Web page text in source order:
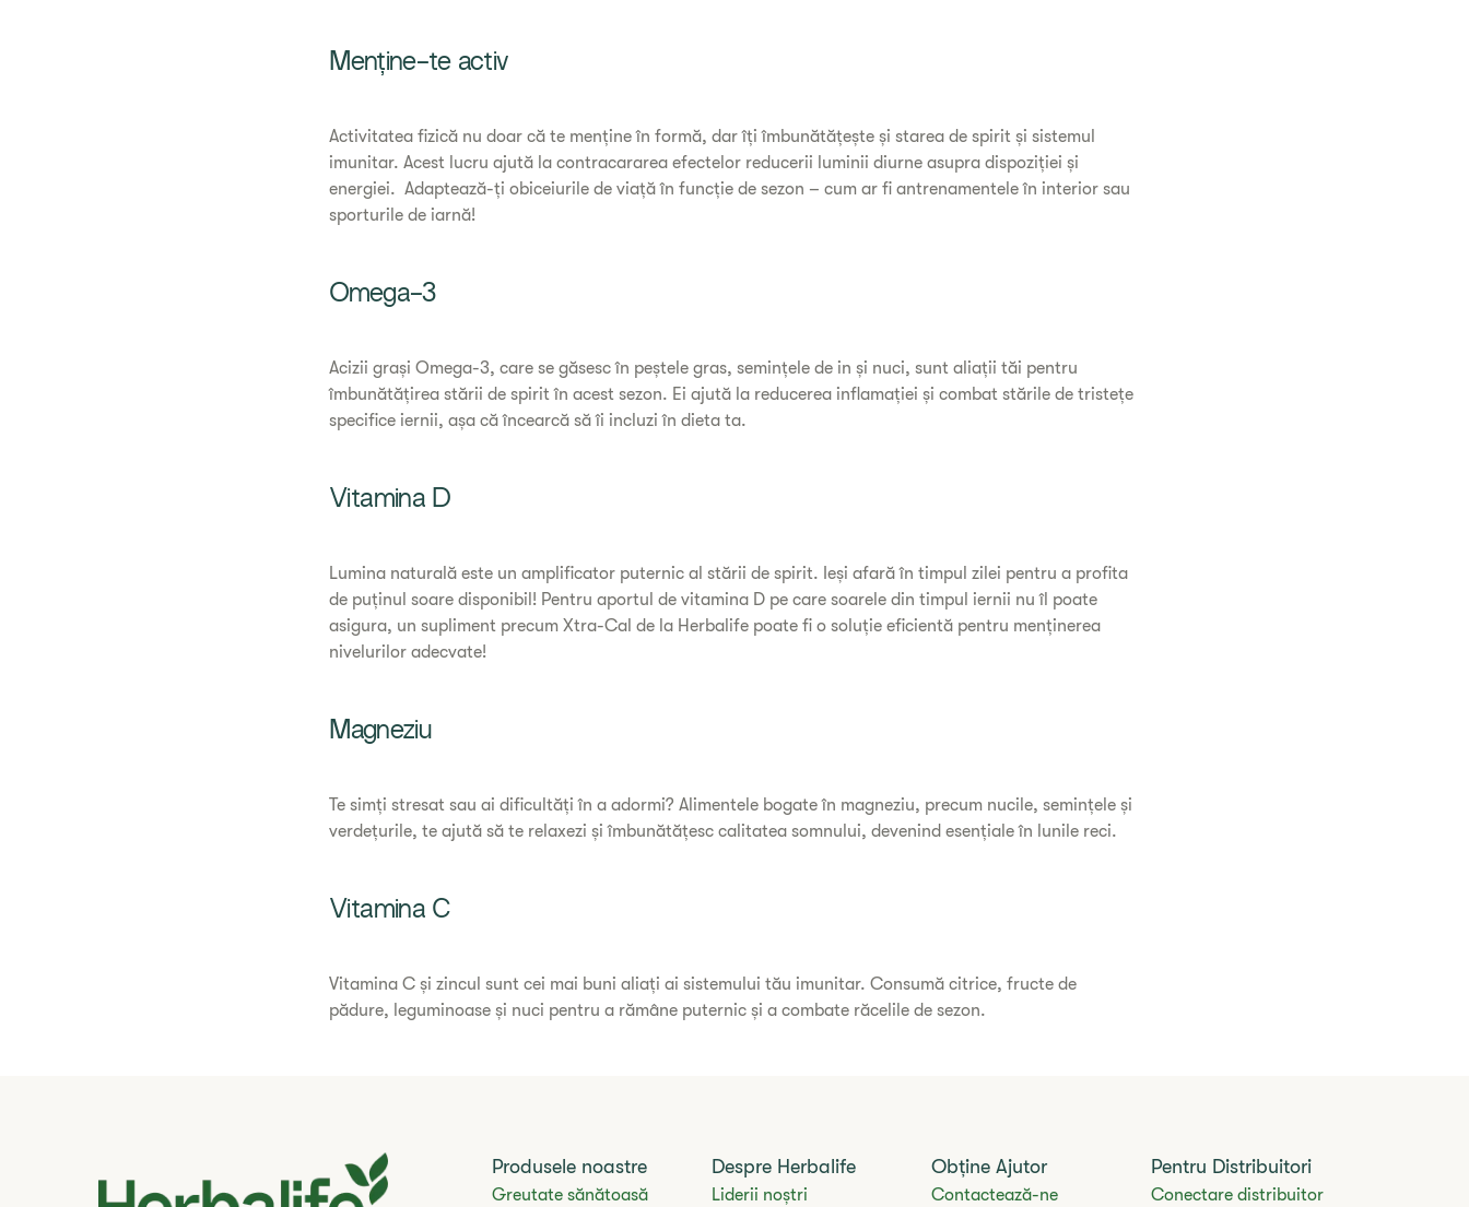
Menține-te activ
Activitatea fizică nu doar că te menține în formă, dar îți îmbunătățește și starea de spirit și sistemul
imunitar. Acest lucru ajută la contracararea efectelor reducerii luminii diurne asupra dispoziției și
energiei. Adaptează-ți obiceiurile de viață în funcție de sezon – cum ar fi antrenamentele în interior sau
sporturile de iarnă!
Omega-3
Acizii grași Omega-3, care se găsesc în peștele gras, semințele de in și nuci, sunt aliații tăi pentru
îmbunătățirea stării de spirit în acest sezon. Ei ajută la reducerea inflamației și combat stările de tristețe
specifice iernii, așa că încearcă să îi incluzi în dieta ta.
Vitamina D
Lumina naturală este un amplificator puternic al stării de spirit. Ieși afară în timpul zilei pentru a profita
de puținul soare disponibil! Pentru aportul de vitamina D pe care soarele din timpul iernii nu îl poate
asigura, un supliment precum Xtra-Cal de la Herbalife poate fi o soluție eficientă pentru menținerea
nivelurilor adecvate!
Magneziu
Te simți stresat sau ai dificultăți în a adormi? Alimentele bogate în magneziu, precum nucile, semințele și
verdețurile, te ajută să te relaxezi și îmbunătățesc calitatea somnului, devenind esențiale în lunile reci.
Vitamina C
Vitamina C și zincul sunt cei mai buni aliați ai sistemului tău imunitar. Consumă citrice, fructe de
pădure, leguminoase și nuci pentru a rămâne puternic și a combate răcelile de sezon.
Produsele noastre
Greutate sănătoasă
Despre Herbalife
Liderii noștri
Obține Ajutor
Contactează-ne
Pentru Distribuitori
Conectare distribuitor